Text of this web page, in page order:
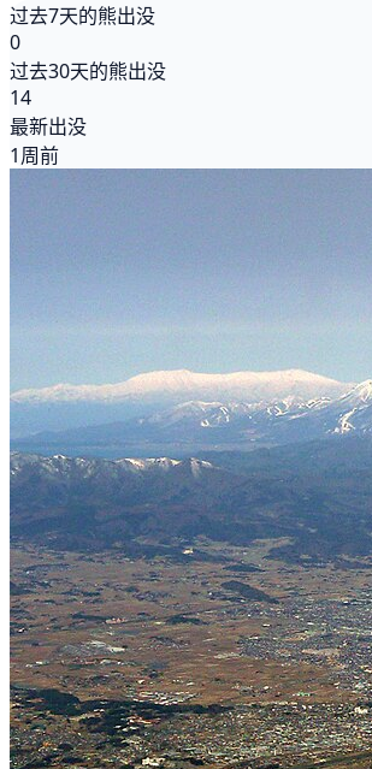
过去7天的熊出没
0
过去30天的熊出没
14
最新出没
1周前